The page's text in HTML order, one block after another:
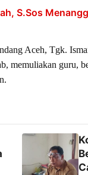
S.Sos
Aceh, Tgk.
memuliakan guru,